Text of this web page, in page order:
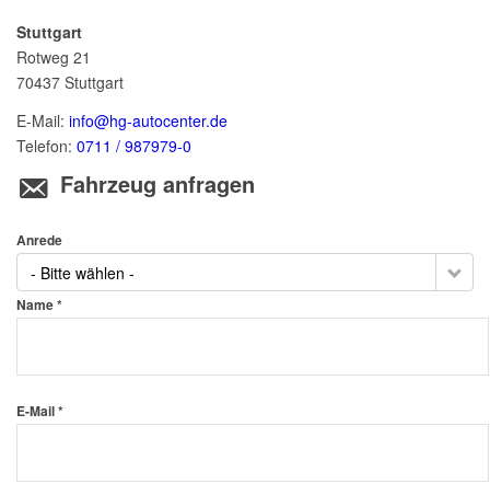
Stuttgart
Rotweg 21
70437 Stuttgart
E-Mail: info@hg-autocenter.de
Telefon: 0711 / 987979-0
Fahrzeug anfragen
Anrede
- Bitte wählen -
Name *
E-Mail *